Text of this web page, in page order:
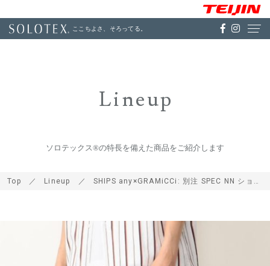
ここちよさ、そろってる。
Lineup
ソロテックス®の特長を備えた商品をご紹介します
Top Lineup SHIPS any×GRAMiCCi: 別注 SPEC NN ショーツ